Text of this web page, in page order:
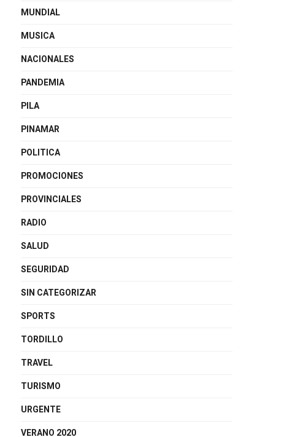
MUNDIAL
MUSICA
NACIONALES
PANDEMIA
PILA
PINAMAR
POLITICA
PROMOCIONES
PROVINCIALES
RADIO
SALUD
SEGURIDAD
SIN CATEGORIZAR
SPORTS
TORDILLO
TRAVEL
TURISMO
URGENTE
VERANO 2020